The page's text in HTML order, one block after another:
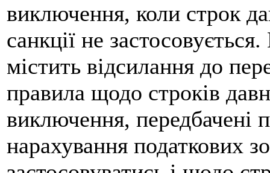
виключення, коли строк
санкції не
містить відсилання до
правила щодо строків
виключення, передбачені
нарахування податкових